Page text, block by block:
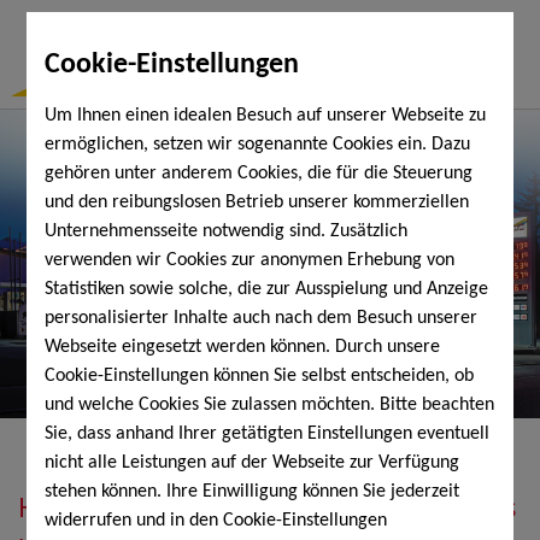
Cookie-Einstellungen
Um Ihnen einen idealen Besuch auf unserer Webseite zu
ermöglichen, setzen wir sogenannte Cookies ein. Dazu
gehören unter anderem Cookies, die für die Steuerung
und den reibungslosen Betrieb unserer kommerziellen
Unternehmensseite notwendig sind. Zusätzlich
verwenden wir Cookies zur anonymen Erhebung von
Statistiken sowie solche, die zur Ausspielung und Anzeige
personalisierter Inhalte auch nach dem Besuch unserer
Webseite eingesetzt werden können. Durch unsere
Cookie-Einstellungen können Sie selbst entscheiden, ob
und welche Cookies Sie zulassen möchten. Bitte beachten
Sie, dass anhand Ihrer getätigten Einstellungen eventuell
nicht alle Leistungen auf der Webseite zur Verfügung
stehen können. Ihre Einwilligung können Sie jederzeit
widerrufen und in den Cookie-Einstellungen
Heizöl, Diesel, Schmierstoffe, Holzpellets